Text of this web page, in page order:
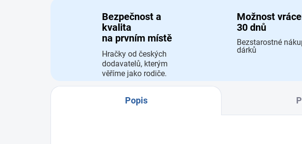
Bezpečnost a
kvalita
na prvním místě
Hračky od českých
dodavatelů, kterým
věříme jako rodiče.
Možnost
30 dnů
Bezstarostné
dárků
Popis